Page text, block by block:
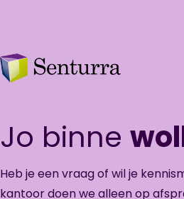
Jo binne
Heb je een vraag of wil je
kantoor doen we alleen op